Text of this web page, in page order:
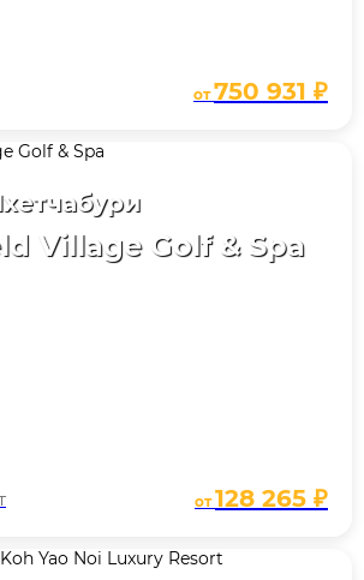
от750 931 ₽
Village Golf & Spa
от128 265 ₽